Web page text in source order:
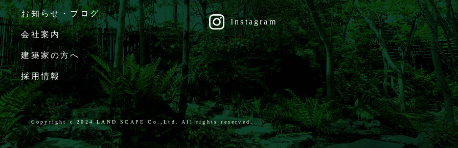
お知らせ・ブログ
会社案内
建築家の方へ
採用情報
Instagram
Copyright c 2024 LAND SCAPE Co.,Ltd. All rights reserved.